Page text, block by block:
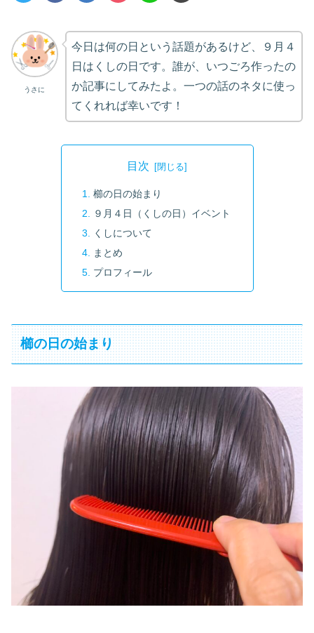
うさに
今日は何の日という話題があるけど、９月４
日はくしの日です。誰が、いつごろ作ったの
か記事にしてみたよ。一つの話のネタに使っ
てくれれば幸いです！
目次
櫛の日の始まり
９月４日（くしの日）イベント
くしについて
まとめ
プロフィール
櫛の日の始まり